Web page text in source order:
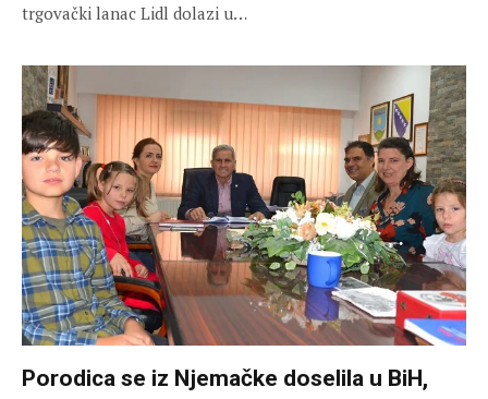
trgovački lanac Lidl dolazi u…
Porodica se iz Njemačke doselila u BiH,